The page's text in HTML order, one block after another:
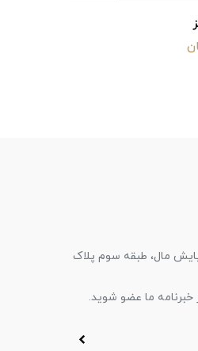
مال، طبقه سوم پلاک
خبرنامه ما عضو شوید.